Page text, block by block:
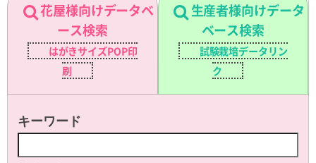
花屋様向けデータベ
ース検索
はがきサイズPOP印
刷
生産者様向けデータ
ベース検索
試験栽培データリン
ク
キーワード